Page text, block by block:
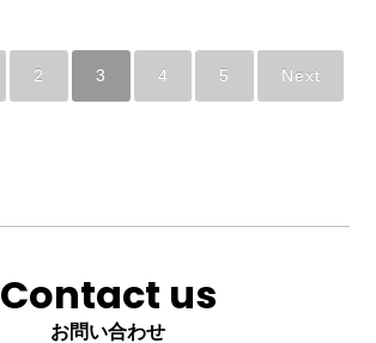
2 3 4 5 Next
Contact us
お問い合わせ